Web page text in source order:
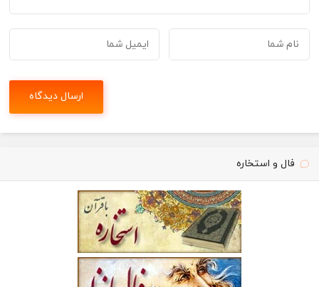
فال و استخاره